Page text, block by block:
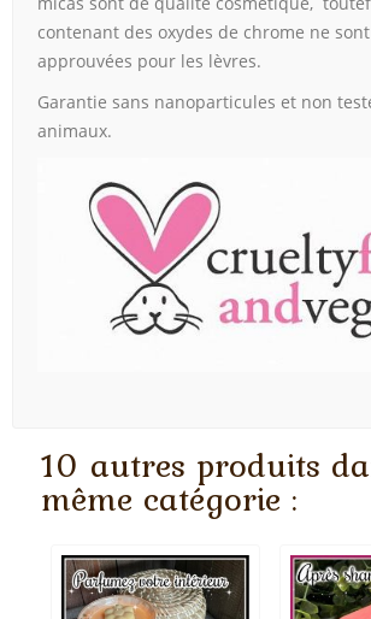
contenant des oxydes de chrome ne
approuvées pour les lèvres.
Garantie sans nanoparticules et non
animaux.
10 autres produits
même catégorie :